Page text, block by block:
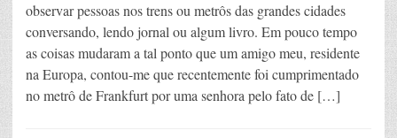
observar pessoas nos trens ou metrôs das grandes cidades
conversando, lendo jornal ou algum livro. Em pouco tempo
as coisas mudaram a tal ponto que um amigo meu, residente
na Europa, contou-me que recentemente foi cumprimentado
no metrô de Frankfurt por uma senhora pelo fato de […]